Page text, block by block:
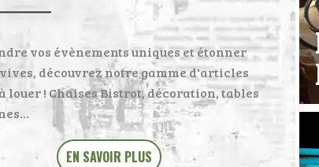
vos évènements uniques et étonner
découvrez notre gamme d'articles
louer ! Chaises Bistrot, décoration, tables
EN SAVOIR PLUS